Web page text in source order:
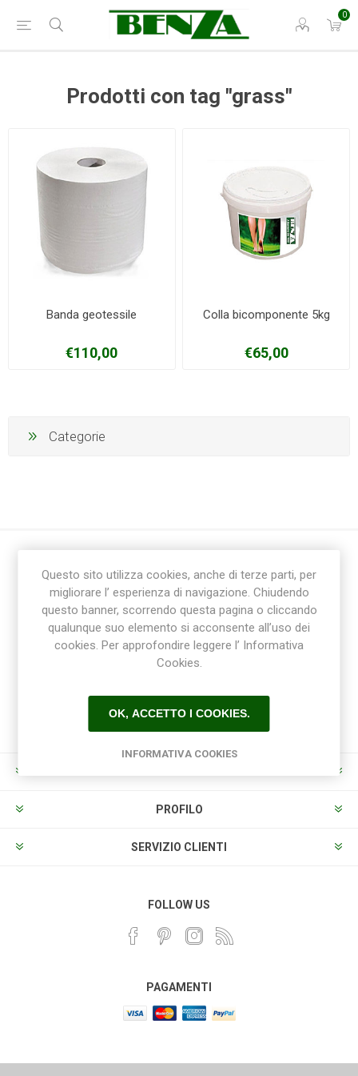
0
Prodotti con tag "grass"
Banda geotessile
€110,00
Colla bicomponente 5kg
€65,00
Categorie
Ricevi la newsletter
PROFILO
SERVIZIO CLIENTI
FOLLOW US
PAGAMENTI
Questo sito utilizza cookies, anche di terze parti, per
migliorare l’ esperienza di navigazione. Chiudendo
questo banner, scorrendo questa pagina o cliccando
qualunque suo elemento si acconsente all’uso dei
cookies. Per approfondire leggere l’ Informativa
Cookies.
OK, ACCETTO I COOKIES.
INFORMATIVA COOKIES